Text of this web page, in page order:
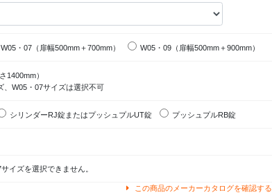
W05・07（扉幅500mm＋700mm） W05・09（扉幅500mm＋900mm）
1400mm）
W05・07サイズは選択不可
シリンダーRJ錠またはプッシュプルUT錠 プッシュプルRB錠
イズを選択できません。
この商品のメーカーカタログを確認する